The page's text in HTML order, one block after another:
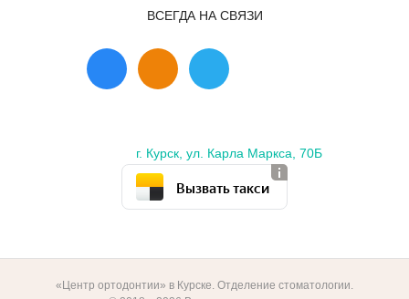
ВСЕГДА НА СВЯЗИ
г. Курск, ул. Карла Маркса, 70Б
Вызвать такси
«Центр ортодонтии» в Курске. Отделение стоматологии.